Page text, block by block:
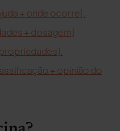
+ onde ocorre].
+ dosagem]
+ opinião do